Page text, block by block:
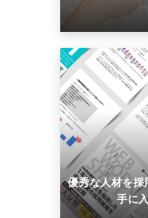
優秀な人材を採
手に